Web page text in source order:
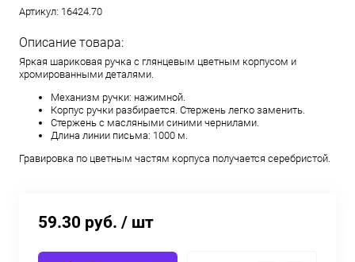
Артикул: 16424.70
Описание товара:
Яркая шариковая ручка с глянцевым цветным корпусом и
хромированными деталями.
Механизм ручки: нажимной.
Корпус ручки разбирается. Стержень легко заменить.
Стержень с масляными синими чернилами.
Длина линии письма: 1000 м.
Гравировка по цветным частям корпуса получается серебристой.
59.30 руб. / шт